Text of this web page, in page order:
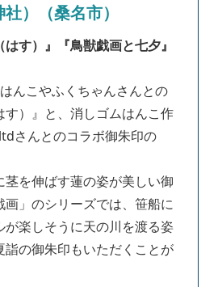
）（桑名市）
す）』『鳥獣戯画と七夕』
んこやふくちゃんさんとの
す）』と、消しゴムはんこ作
さんとのコラボ御朱印の
を伸ばす蓮の姿が美しい御
」のシリーズでは、笹船に
が楽しそうに天の川を渡る姿
詣の御朱印もいただくことが